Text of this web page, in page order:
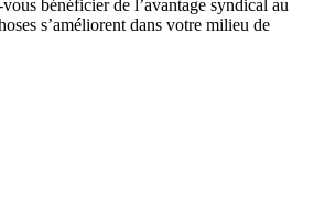
bénéficier de l’avantage syndical au
s’améliorent dans votre milieu de